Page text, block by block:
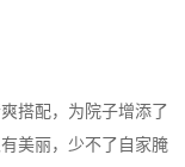
搭配，为院子增添了
美丽，少不了自家腌